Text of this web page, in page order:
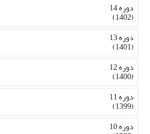
دوره 14
(1402)
دوره 13
(1401)
دوره 12
(1400)
دوره 11
(1399)
دوره 10